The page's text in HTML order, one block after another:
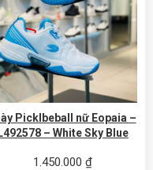
là: 999.000 ₫.
Picklbeball nữ Eopaia –
L492578 – White Sky Blue
1.450.000 ₫